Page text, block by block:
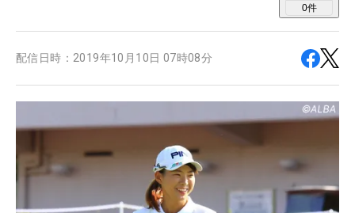
0件
配信日時： 2019年10月10日 07時08分